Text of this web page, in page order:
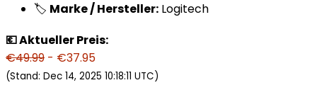
🏷️ Marke / Hersteller: Logitech
💶 Aktueller Preis:
€49.99 - €37.95
(Stand: Dec 14, 2025 10:18:11 UTC)